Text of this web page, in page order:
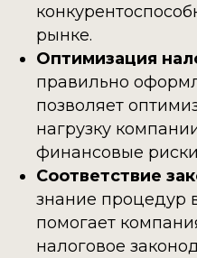
рынке.
Оптимизация
правильно
позволяет
нагрузку
финансовые
Соответствие
знание процедур
помогает
налоговое